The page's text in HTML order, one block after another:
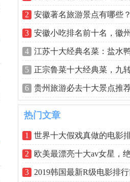
2 安徽著名旅游景点有哪些？安
3 安徽小吃排名前十名，徽州毛
4 江苏十大经典名菜：盐水鸭上
5 正宗鲁菜十大经典菜，九转大
6 贵州旅游必去十大景点推荐：
热门文章
1 世界十大假戏真做的电影排行
2 欧美最漂亮十大av女星，绝对
3 2019韩国最新R级电影排